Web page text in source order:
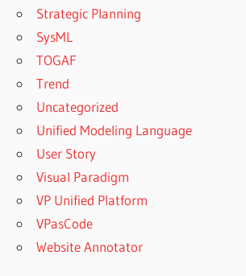
Strategic Planning
SysML
TOGAF
Trend
Uncategorized
Unified Modeling Language
User Story
Visual Paradigm
VP Unified Platform
VPasCode
Website Annotator